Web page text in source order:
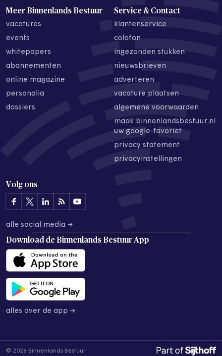
Meer Binnenlands Bestuur
vacatures
events
whitepapers
abonnementen
online magazine
personalia
dossiers
Service & Contact
klantenservice
colofon
ingezonden stukken
nieuwsbrieven
adverteren
vacature plaatsen
algemene voorwaarden
maak binnenlandsbestuur.nl
uw google-favoriet
privacy statement
privacyinstellingen
Volg ons
alle social media →
Download de Binnenlands Bestuur App
alles over de app →
© 2026 Binnenlands Bestuur